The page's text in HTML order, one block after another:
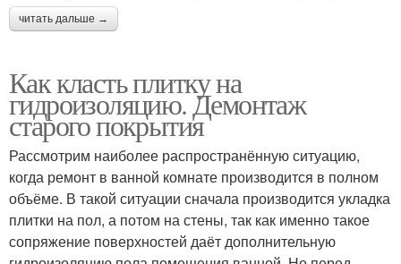
читать дальше →
Как класть плитку на
гидроизоляцию. Демонтаж
старого покрытия
Рассмотрим наиболее распространённую ситуацию,
когда ремонт в ванной комнате производится в полном
объёме. В такой ситуации сначала производится укладка
плитки на пол, а потом на стены, так как именно такое
сопряжение поверхностей даёт дополнительную